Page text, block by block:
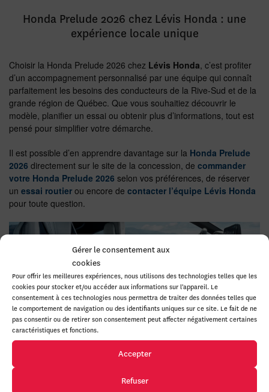
Gérer le consentement aux
cookies
Pour offrir les meilleures expériences, nous utilisons des technologies telles que les
cookies pour stocker et/ou accéder aux informations sur l'appareil. Le
consentement à ces technologies nous permettra de traiter des données telles que
le comportement de navigation ou des identifiants uniques sur ce site. Le fait de ne
pas consentir ou de retirer son consentement peut affecter négativement certaines
caractéristiques et fonctions.
Accepter
Refuser
Honda Prelude 2026 chez Lévis Honda : une
expérience locale unique
Choisir la Honda Prelude 2026 chez Lévis Honda, c’est profiter
d’un accompagnement personnalisé par une équipe qui connaît
parfaitement les besoins des conducteurs de la Rive-Sud et de la
grande région de Québec. Que vous souhaitiez découvrir le
modèle, planifier un essai ou obtenir plus d’informations, tout est
pensé pour simplifier votre démarche.
Il est possible d’en apprendre davantage sur la Honda Prelude
2026 directement sur le site de la concession, de commander
votre Honda Prelude 2026 selon vos préférences, de réserver
un essai routier ou encore de contacter l’équipe Lévis Honda
pour toute question.
FAQ – Honda Prelude 2026
La Honda Prelude 2026 est-elle adaptée à une utilisation quotidienne
dans la région de Lévis et de Québec?
La Honda Prelude 2026 a été conçue pour offrir un excellent
équilibre entre sportivité et confort, ce qui la rend parfaitement